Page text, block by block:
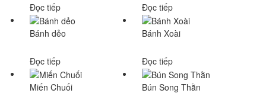
Đọc tiếp Đọc tiếp
Bánh dẻo
Đọc tiếp
Bánh Xoài
Đọc tiếp
Miến Chuối Bún Song Thằn